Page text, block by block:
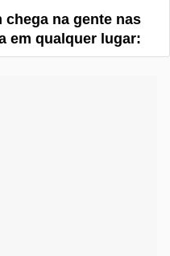
na gente nas
em qualquer lugar: